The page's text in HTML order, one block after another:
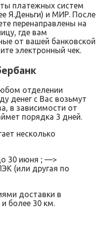
платежных систем
Я.Деньги) и МИР. После
перенаправлены на
где вам
от вашей банковской
электронный чек.
отделении
денег с Вас возьмут
в зависимости от
порядка 3 дней.
несколько
30 июня ; —>
(или другая по
доставки в
более 30 км.